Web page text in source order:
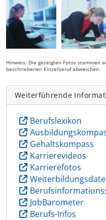
Hinweis: Die gezeigten Fotos stammen
beschriebenen Einzelberuf abweichen.
Weiterführende
Berufslexikon
Gehaltskompass
Karrierevideos
Karrierefotos
JobBarometer
Berufs-Infos